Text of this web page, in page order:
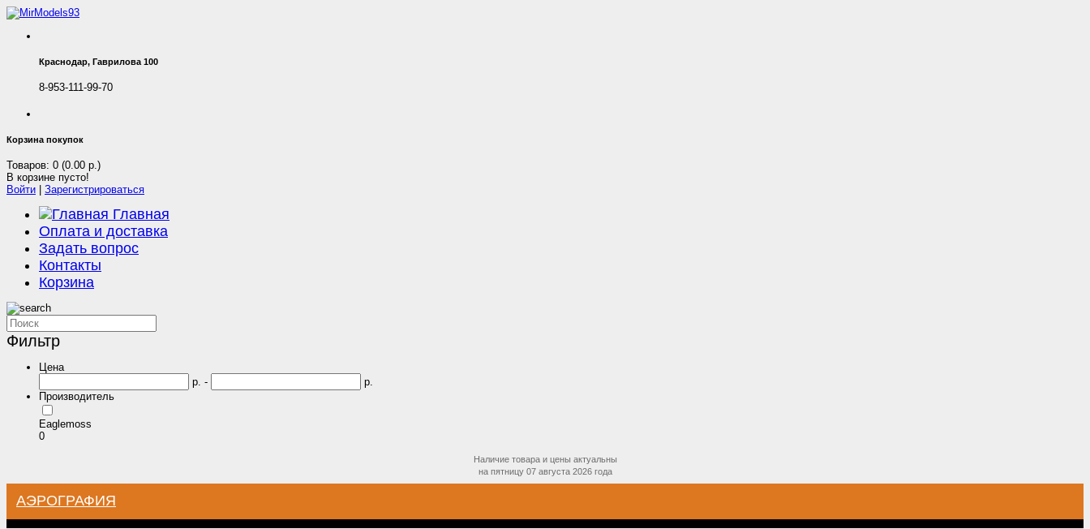
Краснодар, Гаврилова 100
8-953-111-99-70
Корзина покупок
Товаров: 0 (0.00 р.)
В корзине пусто!
Войти
Зарегистрироваться
Главная
Оплата и доставка
Задать вопрос
Контакты
Корзина
Фильтр
Цена
р. -
р.
Производитель
Eaglemoss
0
Наличие товара и цены актуальны
на пятницу 07 августа 2026 года
АЭРОГРАФИЯ